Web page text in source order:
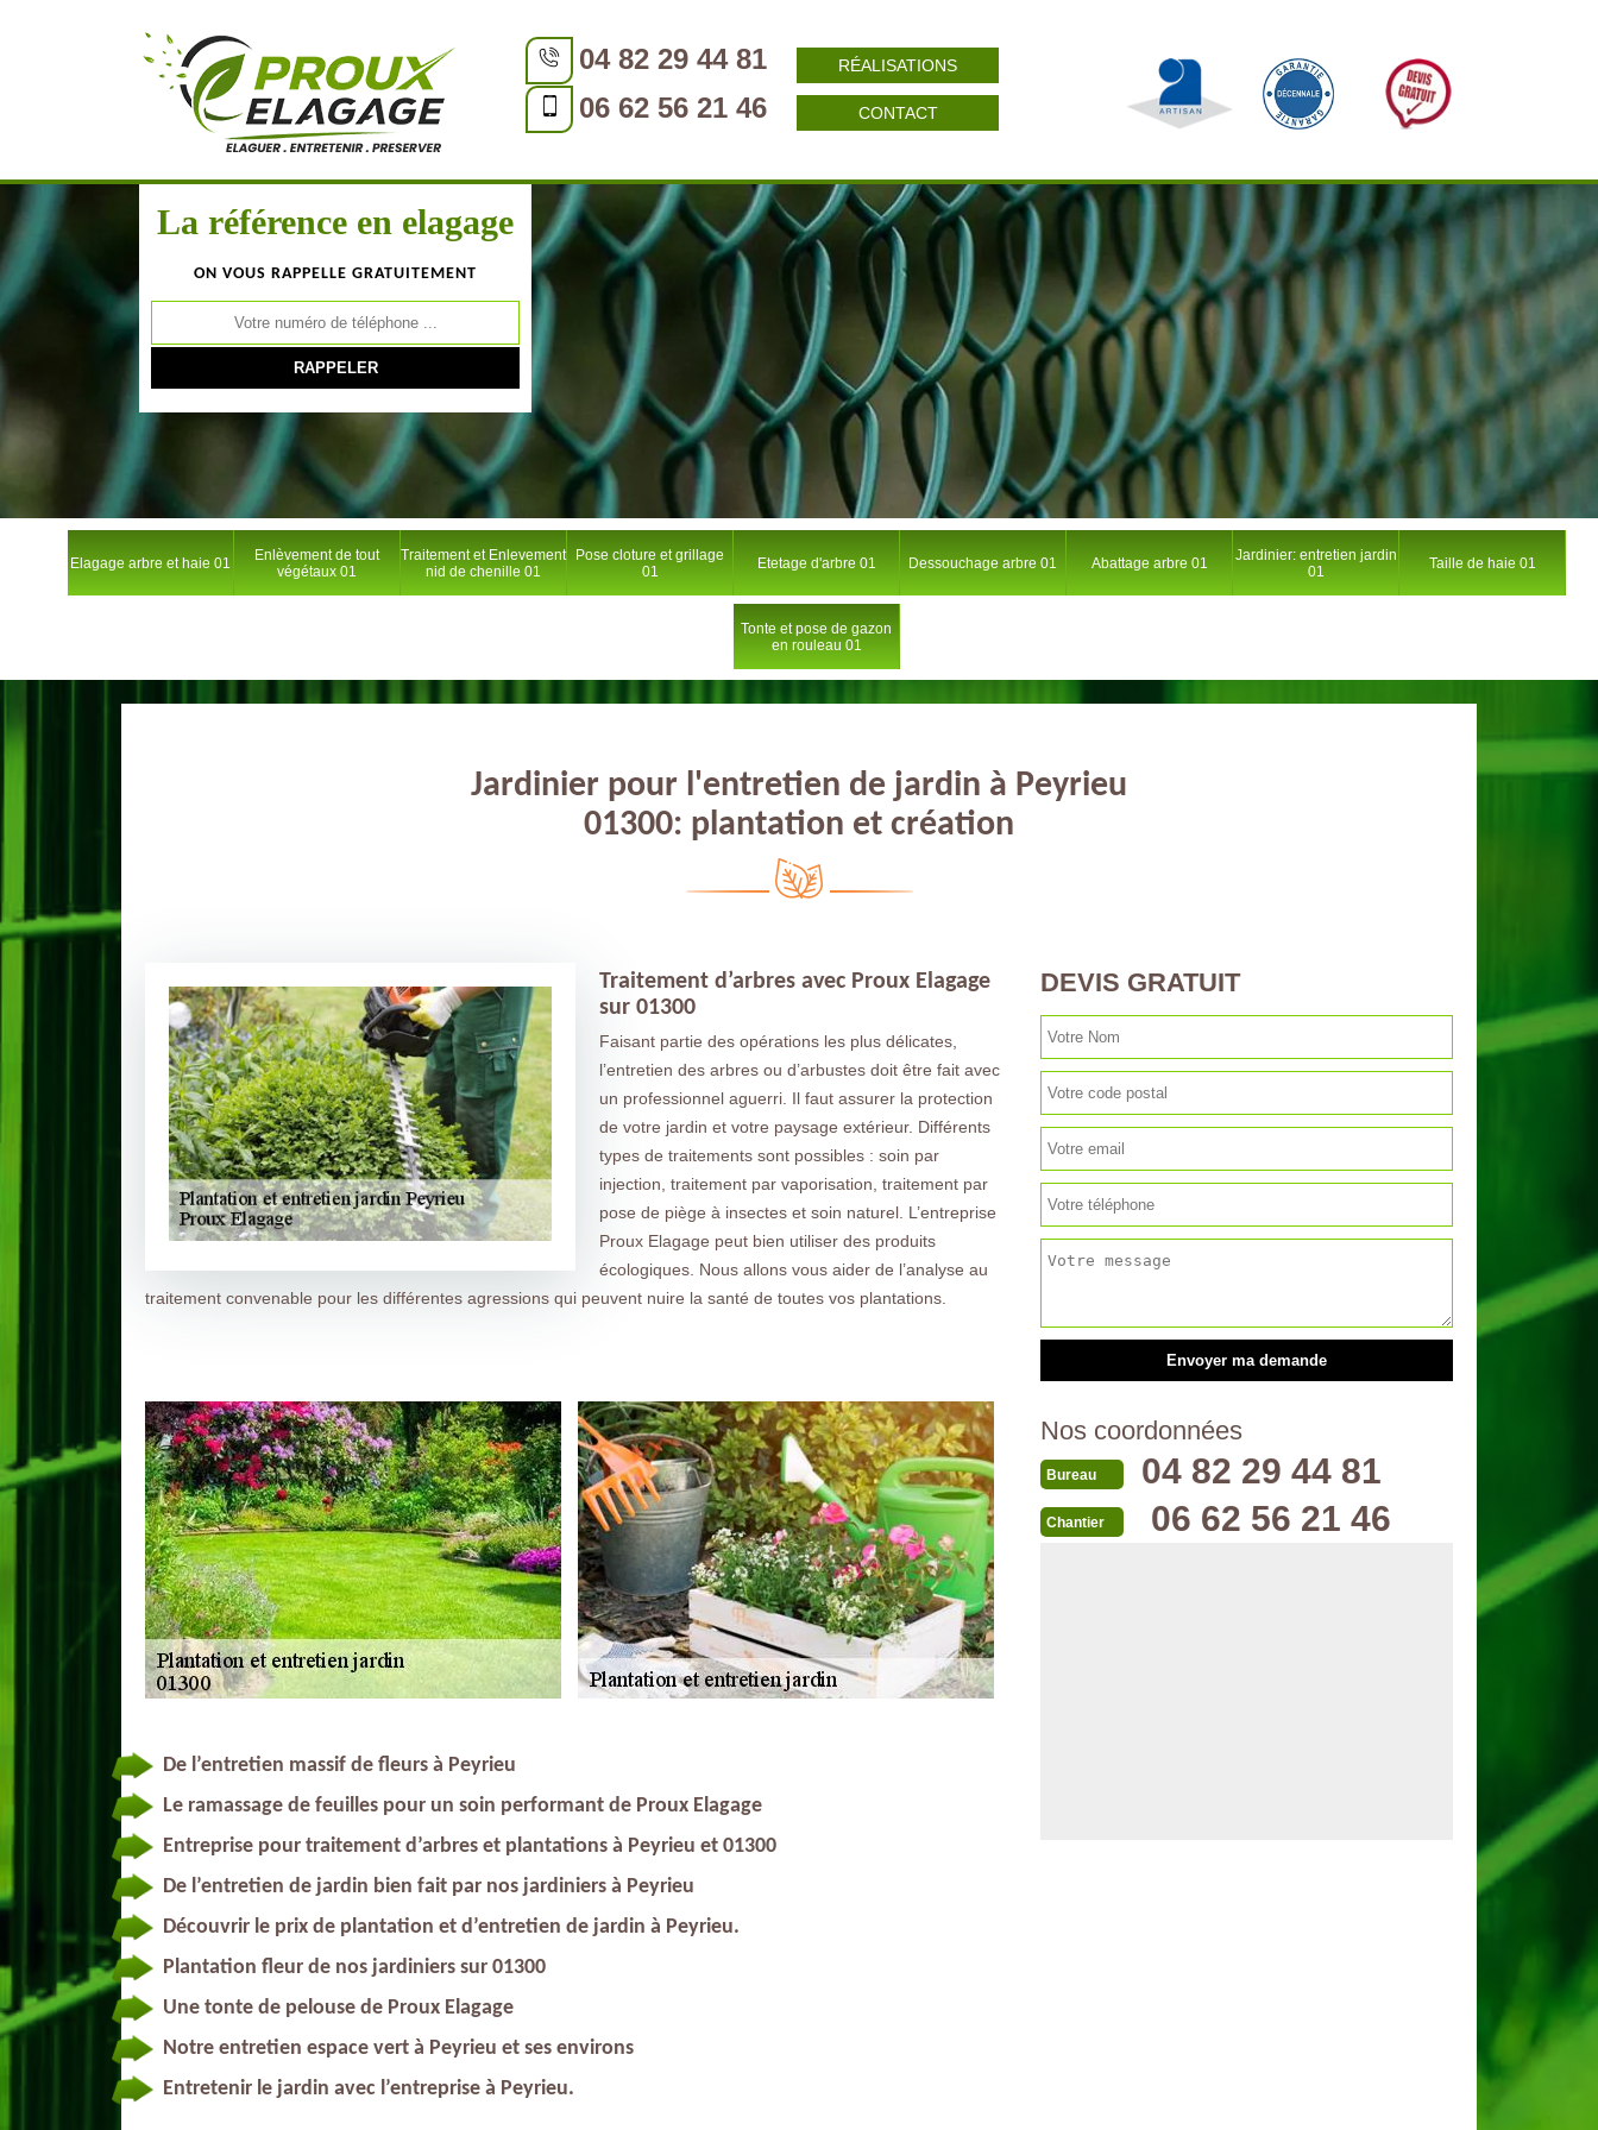
04 82 29 44 81
06 62 56 21 46
RÉALISATIONS
CONTACT
La référence en elagage
ON VOUS RAPPELLE GRATUITEMENT
Elagage arbre et haie 01
Enlèvement de tout
végétaux 01
Traitement et Enlevement
nid de chenille 01
Pose cloture et grillage
01
Etetage d'arbre 01 Dessouchage arbre 01 Abattage arbre 01
Jardinier: entretien jardin
01
Taille de haie 01
Tonte et pose de gazon
en rouleau 01
Jardinier pour l'entretien de jardin à Peyrieu
01300: plantation et création
Traitement d’arbres avec Proux Elagage
sur 01300
Faisant partie des opérations les plus délicates,
l’entretien des arbres ou d’arbustes doit être fait avec
un professionnel aguerri. Il faut assurer la protection
de votre jardin et votre paysage extérieur. Différents
types de traitements sont possibles : soin par
injection, traitement par vaporisation, traitement par
pose de piège à insectes et soin naturel. L’entreprise
Proux Elagage peut bien utiliser des produits
écologiques. Nous allons vous aider de l’analyse au
traitement convenable pour les différentes agressions qui peuvent nuire la santé de toutes vos plantations.
De l’entretien massif de fleurs à Peyrieu
Le ramassage de feuilles pour un soin performant de Proux Elagage
Entreprise pour traitement d’arbres et plantations à Peyrieu et 01300
De l’entretien de jardin bien fait par nos jardiniers à Peyrieu
Découvrir le prix de plantation et d’entretien de jardin à Peyrieu.
Plantation fleur de nos jardiniers sur 01300
Une tonte de pelouse de Proux Elagage
Notre entretien espace vert à Peyrieu et ses environs
Entretenir le jardin avec l’entreprise à Peyrieu.
DEVIS GRATUIT
Nos coordonnées
Bureau 04 82 29 44 81
Chantier 06 62 56 21 46